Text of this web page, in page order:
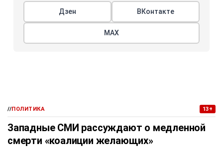
Дзен ВКонтакте
МАХ
//ПОЛИТИКА 13+
Западные СМИ рассуждают о медленной
смерти «коалиции желающих»